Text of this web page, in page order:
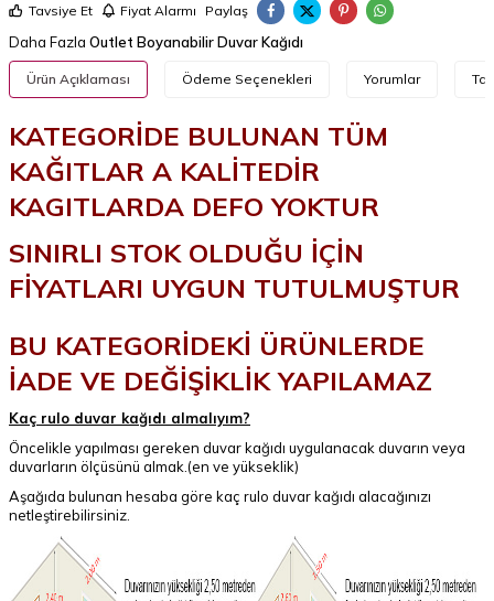
Tavsiye Et Fiyat Alarmı Paylaş
Daha Fazla Outlet Boyanabilir Duvar Kağıdı
Ürün Açıklaması Ödeme Seçenekleri Yorumlar
KATEGORİDE BULUNAN TÜM
KAĞITLAR A KALİTEDİR
KAGITLARDA DEFO YOKTUR
SINIRLI STOK OLDUĞU İÇİN
FİYATLARI UYGUN TUTULMUŞTUR
BU KATEGORİDEKİ ÜRÜNLERDE
İADE VE DEĞİŞİKLİK YAPILAMAZ
Kaç rulo duvar kağıdı almalıyım?
Öncelikle yapılması gereken duvar kağıdı uygulanacak duvarın veya
duvarların ölçüsünü almak.(en ve yükseklik)
Aşağıda bulunan hesaba göre kaç rulo duvar kağıdı alacağınızı
netleştirebilirsiniz.